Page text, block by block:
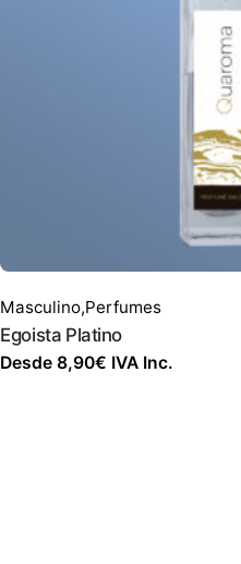
Masculino,Perfumes
Egoista Platino
Desde8,90€ IVA Inc.